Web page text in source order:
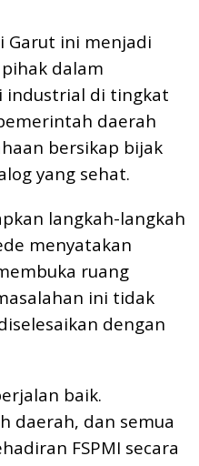
Garut ini menjadi
dalam
industrial di tingkat
daerah
bersikap bijak
yang sehat.
langkah-langkah
menyatakan
ruang
ini tidak
dengan
baik.
daerah, dan semua
FSPMI secara